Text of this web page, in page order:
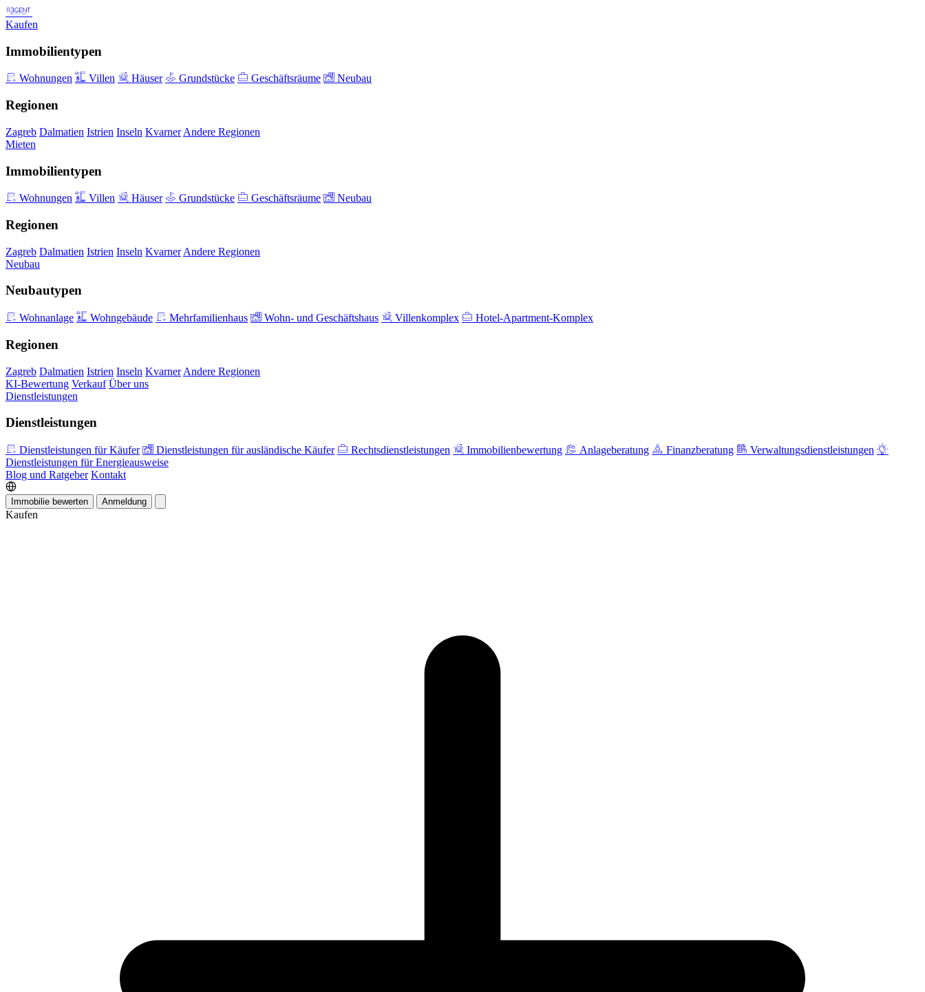
Kaufen
Immobilientypen
Wohnungen Villen Häuser Grundstücke Geschäftsräume Neubau
Regionen
Zagreb Dalmatien Istrien Inseln Kvarner Andere Regionen
Mieten
Immobilientypen
Wohnungen Villen Häuser Grundstücke Geschäftsräume Neubau
Regionen
Zagreb Dalmatien Istrien Inseln Kvarner Andere Regionen
Neubau
Neubautypen
Wohnanlage Wohngebäude Mehrfamilienhaus Wohn- und Geschäftshaus Villenkomplex Hotel-Apartment-Komplex
Regionen
Zagreb Dalmatien Istrien Inseln Kvarner Andere Regionen
KI-Bewertung Verkauf Über uns
Dienstleistungen
Dienstleistungen
Dienstleistungen für Käufer Dienstleistungen für ausländische Käufer Rechtsdienstleistungen Immobilienbewertung Anlageberatung Finanzberatung
Verwaltungsdienstleistungen
Dienstleistungen für Energieausweise
Blog und Ratgeber Kontakt
Immobilie bewerten Anmeldung
Kaufen